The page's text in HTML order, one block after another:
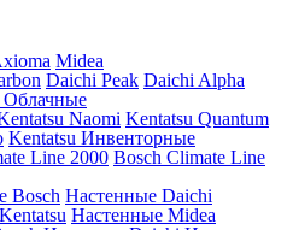
Midea
Daichi Peak Daichi Alpha
Облачные
Naomi Kentatsu Quantum
Kentatsu Инвенторные
Line 2000 Bosch Climate Line
Bosch Настенные Daichi
Настенные Midea